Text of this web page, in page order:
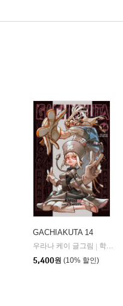
GACHIAKUTA 14
우라나 케이 글그림
학산문화사
5,400원 (10% 할인)